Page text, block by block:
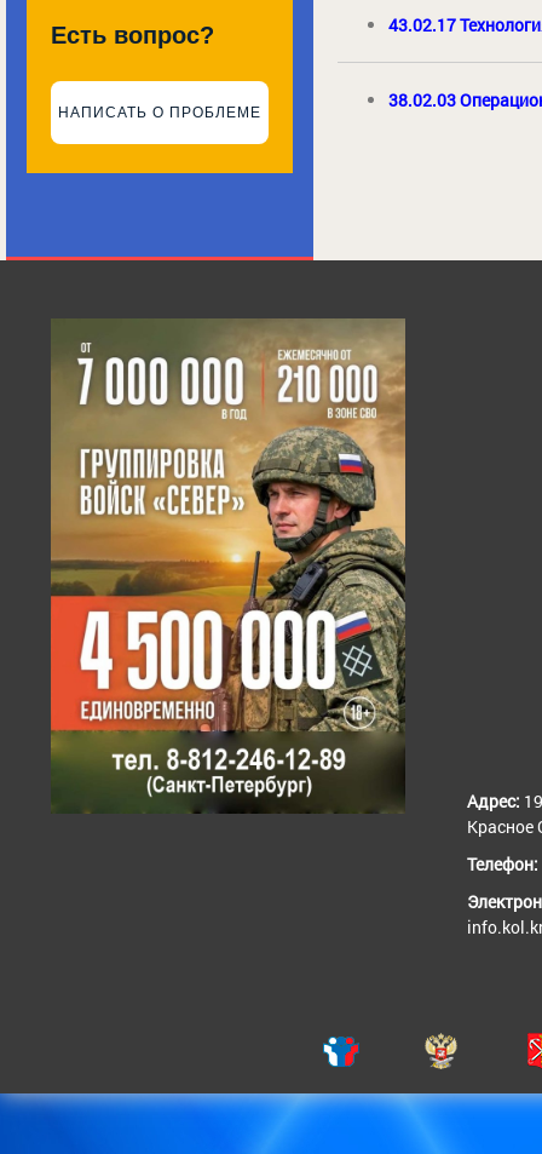
Есть вопрос?
НАПИСАТЬ О ПРОБЛЕМЕ
43.02.17
38.02.03
Адрес:
Красное
Телефон: